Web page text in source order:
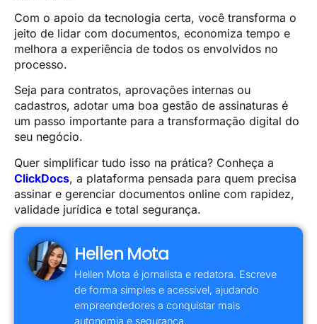
Com o apoio da tecnologia certa, você transforma o
jeito de lidar com documentos, economiza tempo e
melhora a experiência de todos os envolvidos no
processo.
Seja para contratos, aprovações internas ou
cadastros, adotar uma boa gestão de assinaturas é
um passo importante para a transformação digital do
seu negócio.
Quer simplificar tudo isso na prática? Conheça a
ClickDocs, a plataforma pensada para quem precisa
assinar e gerenciar documentos online com rapidez,
validade jurídica e total segurança.
Hellen Mota
Hellen Mota é jornalista e redatora. Escreve
de forma simples e acessível, ajudando
empreendedores a conquistar mais
autonomia e segurança.